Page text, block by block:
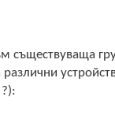
съществуваща